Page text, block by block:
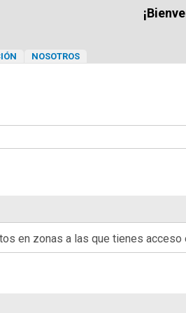
NOSOTROS
en zonas a las que tienes acceso